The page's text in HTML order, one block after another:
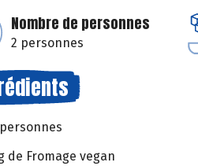
Nombre de personnes
2 personnes
de Fromage vegan